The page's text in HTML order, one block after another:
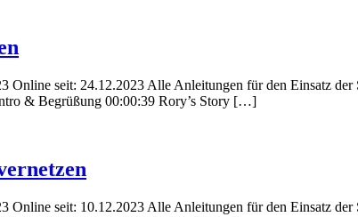
Online seit: 24.12.2023 Alle Anleitungen für den Einsatz
& Begrüßung 00:00:39 Rory’s Story […]
Online seit: 10.12.2023 Alle Anleitungen für den Einsatz